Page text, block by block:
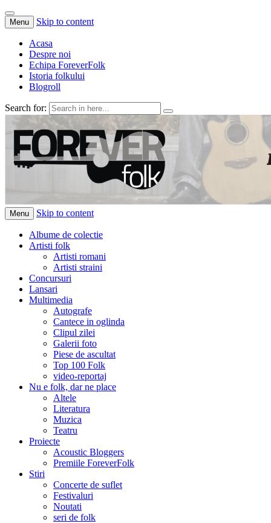
Menu Skip to content
Acasa
Despre noi
Echipa ForeverFolk
Istoria folkului
Blogroll
Search for:
ForeverFolk
Muzica sufletului tau
Menu Skip to content
Albume de colectie
Artisti folk
Artisti romani
Artisti straini
Concursuri
Lansari
Multimedia
Autografe
Cantece in oglinda
Clipul zilei
Galerii foto
Piese de ascultat
Top 100 Folk
video-reportaj
Nu e folk, dar ne place
Altele
Literatura
Muzica
Teatru
Proiecte
Acoustic Bloggers
Premiile ForeverFolk
Stiri
Concerte de suflet
Festivaluri
Noutati
seri de folk